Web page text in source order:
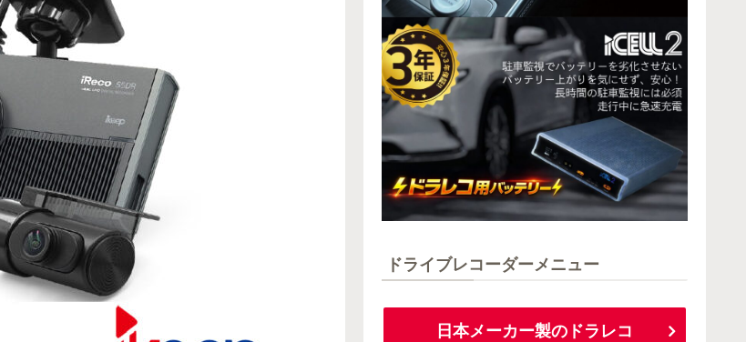
ドライブレコーダーメニュー
日本メーカー製のドラレコ